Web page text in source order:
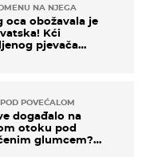
NA NJEGA
oca obožavala je
Kći
pjevača
POVEĆALOM
događalo na
otoku pod
glumcem?